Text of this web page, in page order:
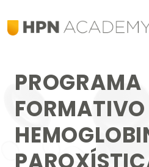
PROGRAMA
FORMATIVO